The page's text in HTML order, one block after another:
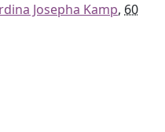
Josepha Kamp, 60